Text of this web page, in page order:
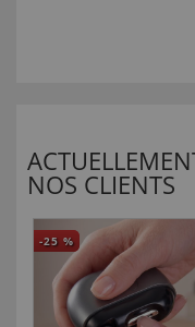
NOS CLIENTS
-25 %